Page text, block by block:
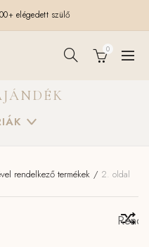
elégedett szülő
0
rendelkező termékek 2. oldal